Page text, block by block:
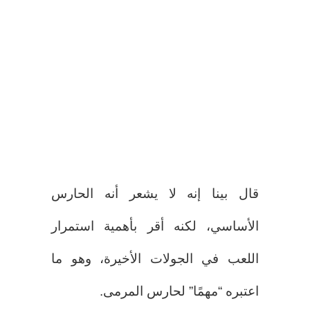
قال بينا إنه لا يشعر أنه الحارس
الأساسي، لكنه أقر بأهمية استمرار
اللعب في الجولات الأخيرة، وهو ما
اعتبره “مهمًا” لحارس المرمى.